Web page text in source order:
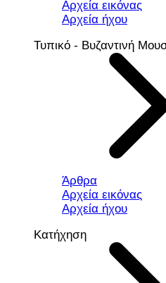
Αρχεία εικόνας
Αρχεία ήχου
Τυπικό - Βυζαντινή
Άρθρα
Αρχεία εικόνας
Αρχεία ήχου
Κατήχηση